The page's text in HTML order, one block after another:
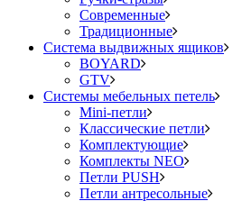
Современные
Традиционные
Система выдвижных ящиков
BOYARD
GTV
Системы мебельных петель
Mini-петли
Классические петли
Комплектующие
Комплекты NEO
Петли PUSH
Петли антресольные